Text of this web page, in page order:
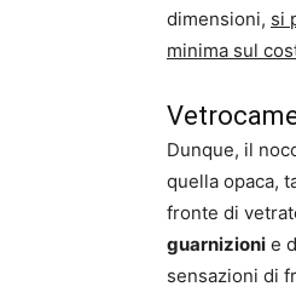
dimensioni, si
minima sul
Dunque, il
quella opaca,
fronte di
guarnizioni e
sensazioni di